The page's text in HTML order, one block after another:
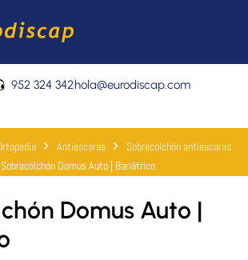
952 324 342hola@eurodiscap.com
Antiescaras
Sobrecolchón antiescaras
Sobrecolchón Domus Auto | Bariátrico
Domus Auto |